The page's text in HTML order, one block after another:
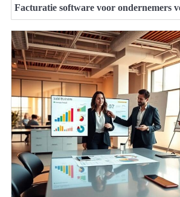
Facturatie software voor ondernemers